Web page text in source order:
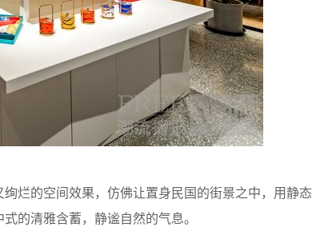
的空间效果，仿佛让置身民国的街景之中，用静态
的清雅含蓄，静谧自然的气息。